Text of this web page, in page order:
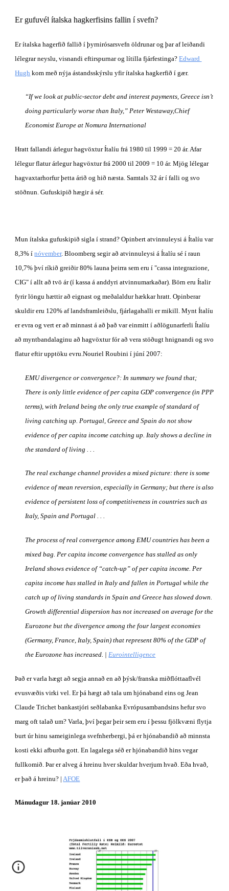
Er gufuvél ítalska hagkerfisins fallin í svefn?
Er ítalska hagerfið fallið í þyrnirósarsvefn öldrunar og þar af leiðandi
lélegrar neyslu, visnandi eftirspurnar og lítilla fjárfestinga? Edward
Hugh kom með nýja ástandsskýrslu yfir ítalska hagkerfið í gær.
“If we look at public-sector debt and interest payments, Greece isn’t
doing particularly worse than Italy,” Peter Westaway,Chief
Economist Europe at Nomura International
Hratt fallandi árlegur hagvöxtur Ítalíu frá 1980 til 1999 = 20 ár. Afar
lélegur flatur árlegur hagvöxtur frá 2000 til 2009 = 10 ár. Mjög lélegar
hagvaxtarhorfur þetta árið og hið næsta. Samtals 32 ár í falli og svo
stöðnun. Gufuskipið hægir á sér.
Mun ítalska gufuskipið sigla í strand? Opinbert atvinnuleysi á Ítalíu var
8,3% í nóvember. Bloomberg segir að atvinnuleysi á Ítalíu sé í raun
10,7% því ríkið greiðir 80% launa þeirra sem eru í "cassa integrazione,
CIG" í allt að tvö ár (í kassa á anddyri atvinnumarkaðar). Börn eru Ítalir
fyrir löngu hættir að eignast og meðalaldur hækkar hratt. Opinberar
skuldir eru 120% af landsframleiðslu, fjárlagahalli er mikill. Mynt Ítalíu
er evra og vert er að minnast á að það var einmitt í aðlögunarferli Ítalíu
að myntbandalaginu að hagvöxtur fór að vera stöðugt hnignandi og svo
flatur eftir upptöku evru.Nouriel Roubini í júní 2007:
EMU divergence or convergence?: In summary we found that;
There is only little evidence of per capita GDP convergence (in PPP
terms), with Ireland being the only true example of standard of
living catching up. Portugal, Greece and Spain do not show
evidence of per capita income catching up. Italy shows a decline in
the standard of living . . .
The real exchange channel provides a mixed picture: there is some
evidence of mean reversion, especially in Germany; but there is also
evidence of persistent loss of competitiveness in countries such as
Italy, Spain and Portugal . . .
The process of real convergence among EMU countries has been a
mixed bag. Per capita income convergence has stalled as only
Ireland shows evidence of “catch-up” of per capita income. Per
capita income has stalled in Italy and fallen in Portugal while the
catch up of living standards in Spain and Greece has slowed down.
Growth differential dispersion has not increased on average for the
Eurozone but the divergence among the four largest economies
(Germany, France, Italy, Spain) that represent 80% of the GDP of
the Eurozone has increased. | Eurointelligence
Það er varla hægt að segja annað en að þýsk/franska miðflóttaaflvél
evusvæðis virki vel. Er þá hægt að tala um hjónaband eins og Jean
Claude Trichet bankastjóri seðlabanka Evrópusambandsins hefur svo
marg oft talað um? Varla, því þegar þeir sem eru í þessu fjölkvæni flytja
burt úr hinu sameiginlega svefnherbergi, þá er hjónabandið að minnsta
kosti ekki afburða gott. En lagalega séð er hjónabandið hins vegar
fullkomið. Þar er alveg á hreinu hver skuldar hverjum hvað. Eða hvað,
er það á hreinu? | AFOE
Mánudagur 18. janúar 2010